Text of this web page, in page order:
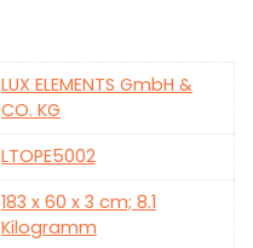
‎LUX ELEMENTS GmbH &
CO. KG
‎LTOPE5002
‎183 x 60 x 3 cm; 8.1
Kilogramm